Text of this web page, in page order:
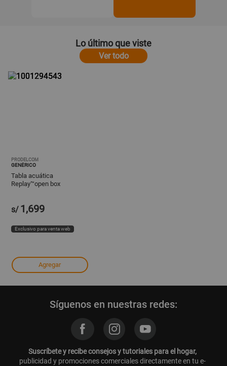
Lo último que viste
Ver todo
PRODELCOM
GENÉRICO
Tabla acuática
Replay™open box
s/ 1,699
Exclusivo para venta web
Agregar
Síguenos en nuestras redes:
Suscríbete y recibe consejos y tutoriales para el hogar,
publicidad y promociones comerciales directamente en tu e-